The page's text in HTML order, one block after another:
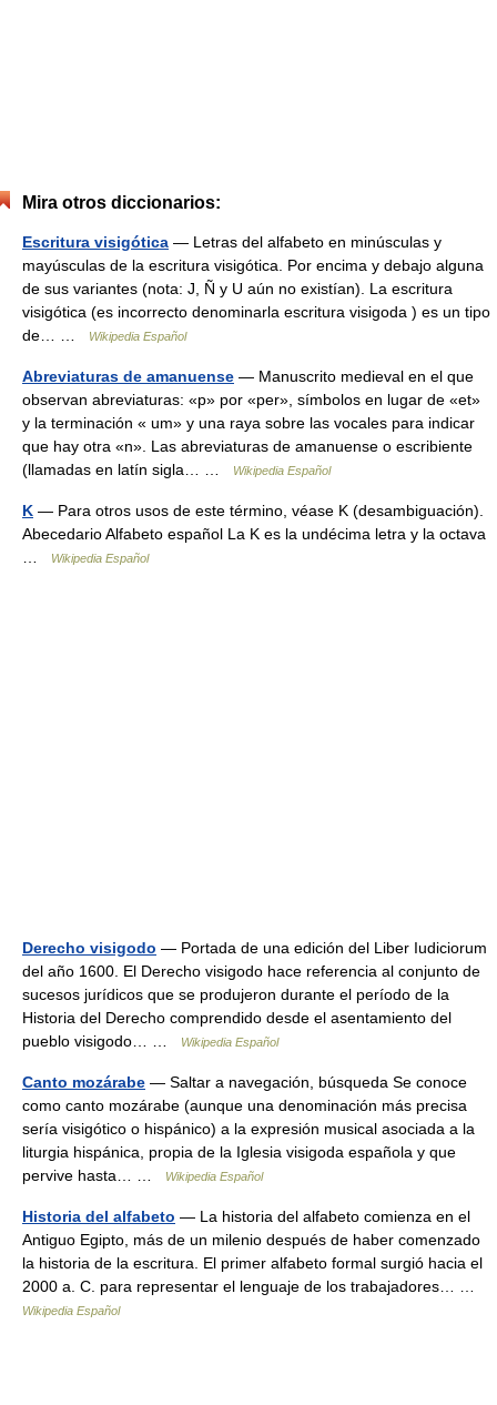
Mira otros diccionarios:
Escritura visigótica — Letras del alfabeto en minúsculas y
mayúsculas de la escritura visigótica. Por encima y debajo alguna
de sus variantes (nota: J, Ñ y U aún no existían). La escritura
visigótica (es incorrecto denominarla escritura visigoda ) es un tipo
de… …
Wikipedia Español
Abreviaturas de amanuense — Manuscrito medieval en el que
observan abreviaturas: «p» por «per», símbolos en lugar de «et»
y la terminación « um» y una raya sobre las vocales para indicar
que hay otra «n». Las abreviaturas de amanuense o escribiente
(llamadas en latín sigla… …
Wikipedia Español
K — Para otros usos de este término, véase K (desambiguación).
Abecedario Alfabeto español La K es la undécima letra y la octava
Wikipedia Español
Derecho visigodo — Portada de una edición del Liber Iudiciorum
del año 1600. El Derecho visigodo hace referencia al conjunto de
sucesos jurídicos que se produjeron durante el período de la
Historia del Derecho comprendido desde el asentamiento del
pueblo visigodo… …
Wikipedia Español
Canto mozárabe — Saltar a navegación, búsqueda Se conoce
como canto mozárabe (aunque una denominación más precisa
sería visigótico o hispánico) a la expresión musical asociada a la
liturgia hispánica, propia de la Iglesia visigoda española y que
pervive hasta… …
Wikipedia Español
Historia del alfabeto — La historia del alfabeto comienza en el
Antiguo Egipto, más de un milenio después de haber comenzado
la historia de la escritura. El primer alfabeto formal surgió hacia el
2000 a. C. para representar el lenguaje de los trabajadores… …
Wikipedia Español